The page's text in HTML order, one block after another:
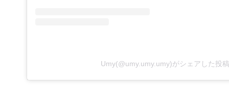
Umy(@umy.umy.umy)がシェアした投